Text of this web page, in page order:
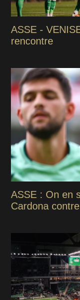
ASSE -
rencontre
ASSE : On en
Cardona